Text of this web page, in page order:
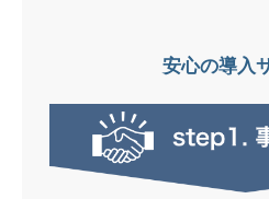
安心の導入